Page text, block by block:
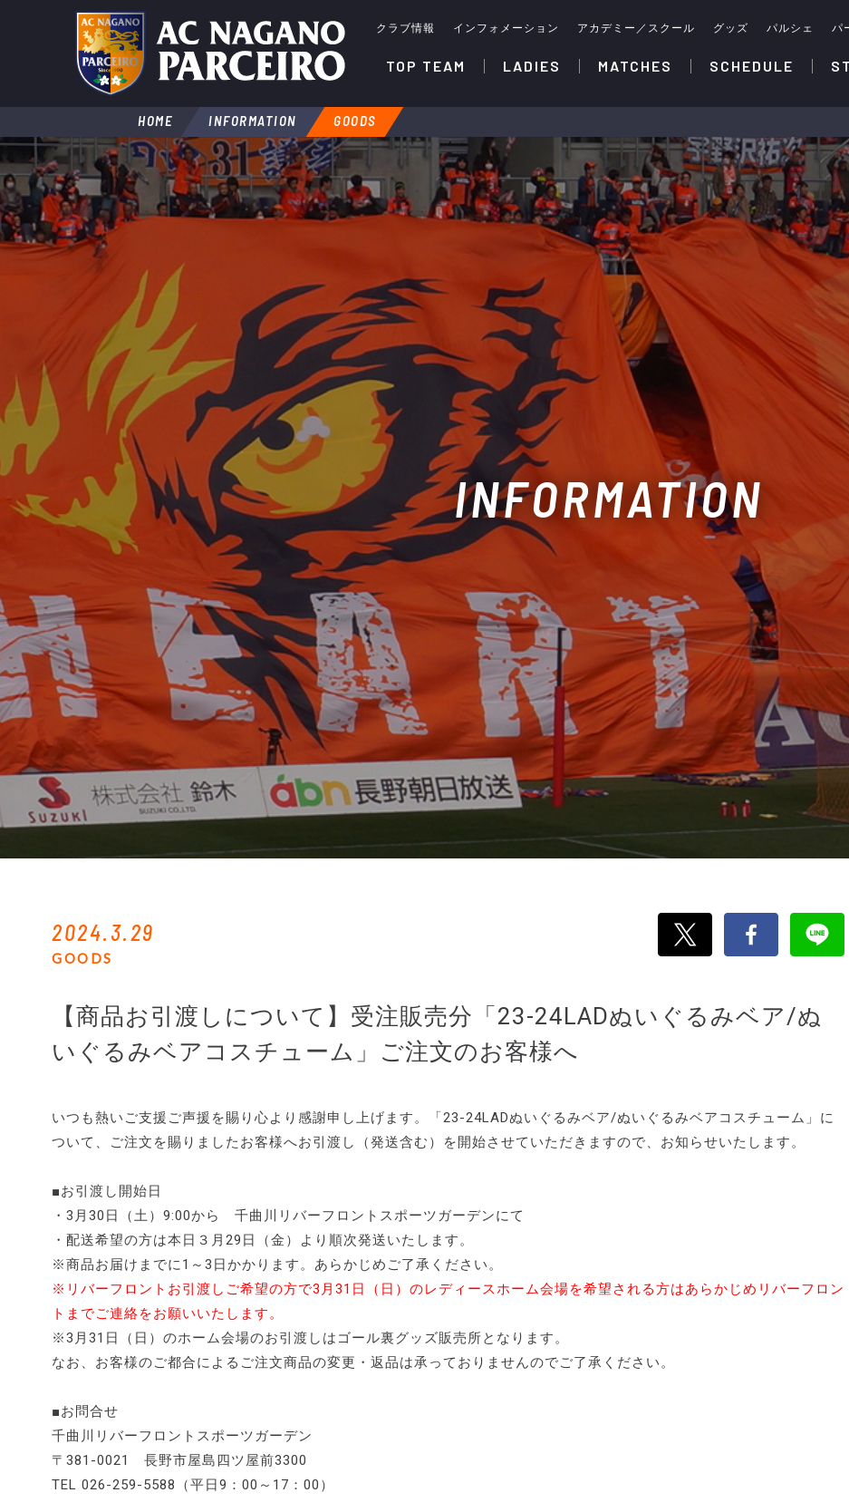
クラブ情報 インフォメーション アカデミー／スクール グッズ パルシェ パ
TOP TEAM LADIES MATCHES SCHEDULE
HOME INFORMATION GOODS
INFORMATION
2024.3.29
GOODS
【商品お引渡しについて】受注販売分「23-24LADぬいぐるみベア/ぬ
いぐるみベアコスチューム」ご注文のお客様へ
いつも熱いご支援ご声援を賜り心より感謝申し上げます。「23-24LADぬいぐるみベア/ぬいぐるみベアコスチューム」に
ついて、ご注文を賜りましたお客様へお引渡し（発送含む）を開始させていただきますので、お知らせいたします。
■お引渡し開始日
・3月30日（土）9:00から 千曲川リバーフロントスポーツガーデンにて
・配送希望の方は本日３月29日（金）より順次発送いたします。
※商品お届けまでに1～3日かかります。あらかじめご了承ください。
※リバーフロントお引渡しご希望の方で3月31日（日）のレディースホーム会場を希望される方はあらかじめリバーフロン
トまでご連絡をお願いいたします。
※3月31日（日）のホーム会場のお引渡しはゴール裏グッズ販売所となります。
なお、お客様のご都合によるご注文商品の変更・返品は承っておりませんのでご了承ください。
■お問合せ
千曲川リバーフロントスポーツガーデン
〒381-0021 長野市屋島四ツ屋前3300
TEL 026-259-5588（平日9：00～17：00）